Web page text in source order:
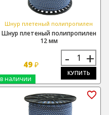
Шнур плетеный полипропилен
Шнур плетеный полипропилен
12 мм
49₽ - +
КУПИТЬ
в наличии